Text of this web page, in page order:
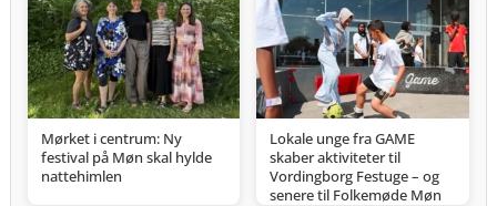
Mørket i centrum: Ny
festival på Møn skal hylde
nattehimlen
Lokale unge fra GAME
skaber aktiviteter til
Vordingborg Festuge – og
senere til Folkemøde Møn